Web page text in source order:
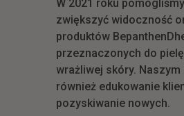
W 2021 roku
zwiększyć widoczność
produktów
przeznaczonych do
wrażliwej skóry. Naszym
również edukowanie
pozyskiwanie nowych.